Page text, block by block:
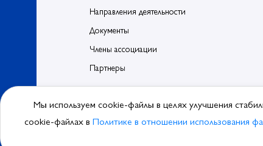
Направления деятельности
Документы
Члены ассоциации
Партнеры
© 2026,
Политика
Мы используем cookie-файлы в целях улучшения
cookie-файлах в Политике в отношении использования